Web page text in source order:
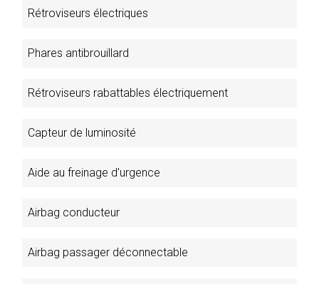
Rétroviseurs électriques
Phares antibrouillard
Rétroviseurs rabattables électriquement
Capteur de luminosité
Aide au freinage d'urgence
Airbag conducteur
Airbag passager déconnectable